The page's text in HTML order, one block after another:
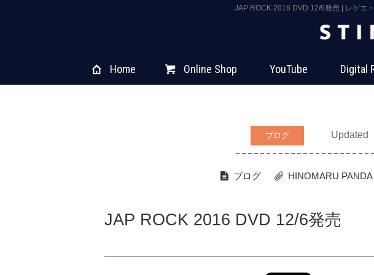
JAP ROCK 2016 DVD 12/6発売 | レゲエ
Home Online Shop YouTube Digital
ブログ Updated
ブログ HINOMARU
JAP ROCK 2016 DVD 12/6発売